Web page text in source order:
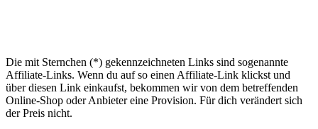
Die mit Sternchen (*) gekennzeichneten Links sind sogenannte
Affiliate-Links. Wenn du auf so einen Affiliate-Link klickst und
über diesen Link einkaufst, bekommen wir von dem betreffenden
Online-Shop oder Anbieter eine Provision. Für dich verändert sich
der Preis nicht.